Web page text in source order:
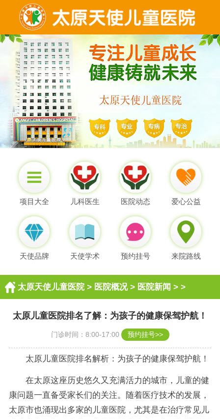
项目大全 儿科医生 医院动态 爱心公益
天使品牌 天使学术 预约挂号 来院路线
太原天使儿童医院> 医院概况> 医院新闻 > >
太原儿童医院排名了解：为孩子的健康保驾护航！
门诊时间：8:00-17:00 预约挂号>>
太原儿童医院排名解析：为孩子的健康保驾护航！
在太原这座历史悠久又充满活力的城市，儿童的健
康问题一直备受家长们的关注。随着医疗技术的发展，
太原市也涌现出多家的儿童医院，尤其是在治疗常见儿